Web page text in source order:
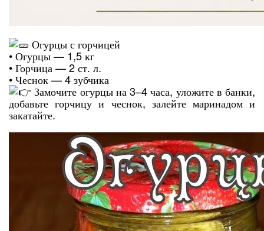
Огурцы с горчицей
• Огурцы — 1,5 кг
• Горчица — 2 ст. л.
• Чеснок — 4 зубчика
Замочите огурцы на 3–4 часа, уложите в банки,
добавьте горчицу и чеснок, залейте маринадом и
закатайте.